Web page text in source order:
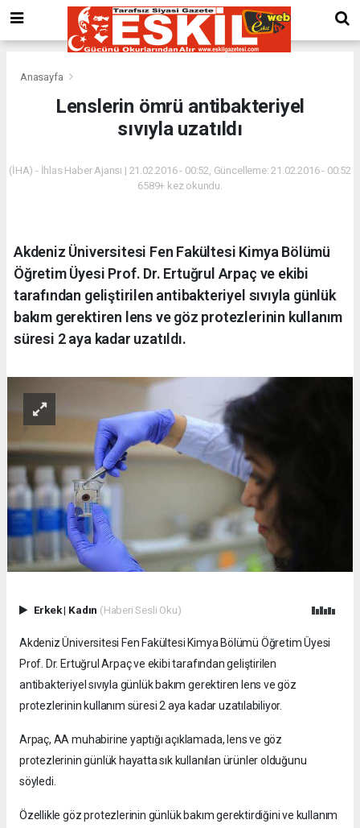
Anasayfa
Lenslerin ömrü antibakteriyel
sıvıyla uzatıldı
(İHA) - İhlas Haber Ajansı | 21.02.2016 - 00:52, Güncelleme: 21.02.2016 - 00:52
6589+ kez okundu.
Akdeniz Üniversitesi Fen Fakültesi Kimya Bölümü
Öğretim Üyesi Prof. Dr. Ertuğrul Arpaç ve ekibi
tarafından geliştirilen antibakteriyel sıvıyla günlük
bakım gerektiren lens ve göz protezlerinin kullanım
süresi 2 aya kadar uzatıldı.
Erkek| Kadın (Haberi Sesli Oku)
Akdeniz Üniversitesi Fen Fakültesi Kimya Bölümü Öğretim Üyesi
Prof. Dr. Ertuğrul Arpaç ve ekibi tarafından geliştirilen
antibakteriyel sıvıyla günlük bakım gerektiren lens ve göz
protezlerinin kullanım süresi 2 aya kadar uzatılabiliyor.
Arpaç, AA muhabirine yaptığı açıklamada, lens ve göz
protezlerinin günlük hayatta sık kullanılan ürünler olduğunu
söyledi.
Özellikle göz protezlerinin günlük bakım gerektirdiğini ve kullanım